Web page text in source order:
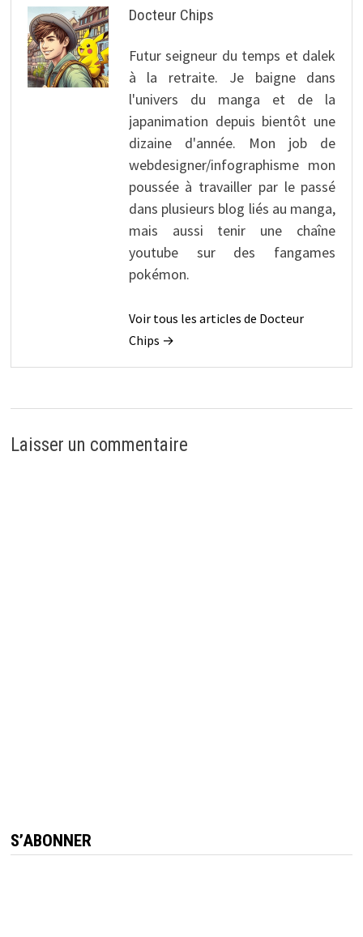
Docteur Chips
Futur seigneur du temps et dalek
à la retraite. Je baigne dans
l'univers du manga et de la
japanimation depuis bientôt une
dizaine d'année. Mon job de
webdesigner/infographisme mon
poussée à travailler par le passé
dans plusieurs blog liés au manga,
mais aussi tenir une chaîne
youtube sur des fangames
pokémon.
Voir tous les articles de Docteur
Chips →
Laisser un commentaire
S’ABONNER